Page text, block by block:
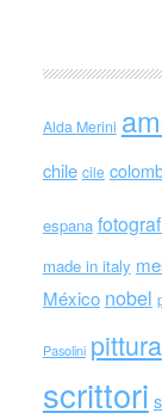
Alda Merini
chile cile
espana
made in italy
México nobel
Pasolini pittura
scrittori